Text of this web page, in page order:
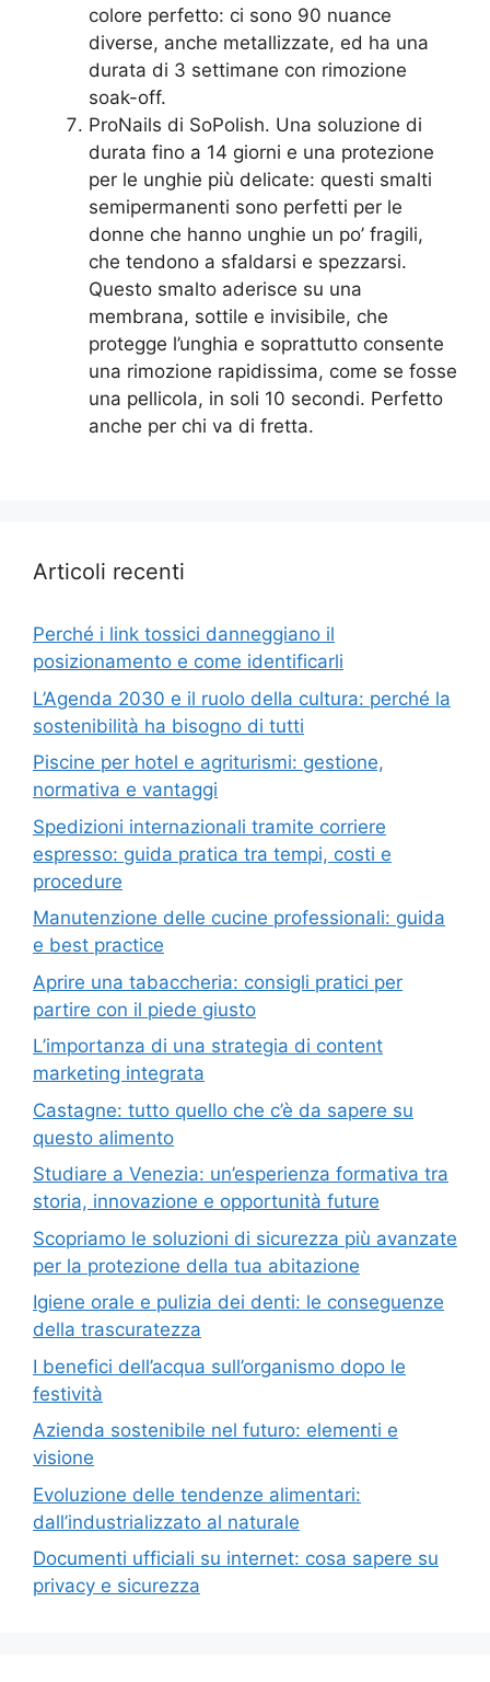
colore perfetto: ci sono 90 nuance
diverse, anche metallizzate, ed ha una
durata di 3 settimane con rimozione
soak-off.
ProNails di SoPolish. Una soluzione di
durata fino a 14 giorni e una protezione
per le unghie più delicate: questi smalti
semipermanenti sono perfetti per le
donne che hanno unghie un po’ fragili,
che tendono a sfaldarsi e spezzarsi.
Questo smalto aderisce su una
membrana, sottile e invisibile, che
protegge l’unghia e soprattutto consente
una rimozione rapidissima, come se fosse
una pellicola, in soli 10 secondi. Perfetto
anche per chi va di fretta.
Articoli recenti
Perché i link tossici danneggiano il
posizionamento e come identificarli
L’Agenda 2030 e il ruolo della cultura: perché la
sostenibilità ha bisogno di tutti
Piscine per hotel e agriturismi: gestione,
normativa e vantaggi
Spedizioni internazionali tramite corriere
espresso: guida pratica tra tempi, costi e
procedure
Manutenzione delle cucine professionali: guida
e best practice
Aprire una tabaccheria: consigli pratici per
partire con il piede giusto
L’importanza di una strategia di content
marketing integrata
Castagne: tutto quello che c’è da sapere su
questo alimento
Studiare a Venezia: un’esperienza formativa tra
storia, innovazione e opportunità future
Scopriamo le soluzioni di sicurezza più avanzate
per la protezione della tua abitazione
Igiene orale e pulizia dei denti: le conseguenze
della trascuratezza
I benefici dell’acqua sull’organismo dopo le
festività
Azienda sostenibile nel futuro: elementi e
visione
Evoluzione delle tendenze alimentari:
dall’industrializzato al naturale
Documenti ufficiali su internet: cosa sapere su
privacy e sicurezza